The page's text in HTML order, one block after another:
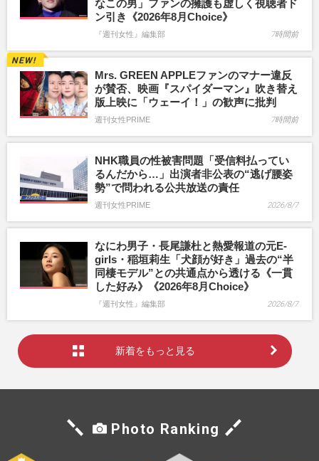
なこの男」ファンの擁護も虚しく視聴者ド
ン引き《2026年8月Choice》
『週刊女性』編集部 7時間前
Mrs. GREEN APPLEファンのマナー違反
が賛否、映画『スパイダーマン』吹き替え
版上映に「ウェーイ！」の歓声に批判
週刊女性PRIME 7時間前
NHK職員の性被害問題「受信料払ってい
るんだから…」出演者非公表の“逃げ腰姿
勢”で問われる公共放送の責任
週刊女性PRIME 2026/8/7
なにわ男子・長尾謙杜と熱愛報道の元E-
girls・稲垣莉生「犬顔が好き」過去の“半
同棲モデル”との共通点から透ける《一貫
した好み》《2026年8月Choice》
『週刊女性』編集部 2026/8/7
新着をもっと見る
Photo Ranking